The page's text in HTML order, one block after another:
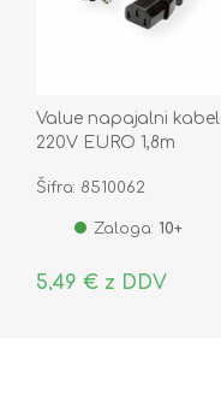
Value napajalni kabel
220V EURO 1,8m
Šifra: 8510062
Zaloga: 10+
5,49 € z DDV